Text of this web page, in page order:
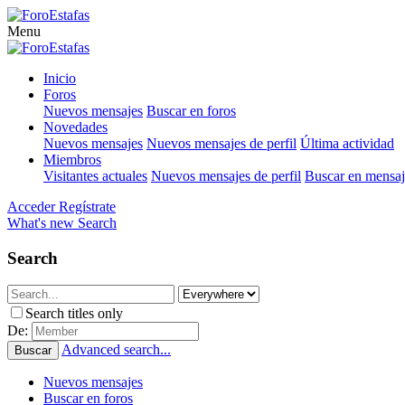
Menu
Inicio
Foros
Nuevos mensajes Buscar en foros
Novedades
Nuevos mensajes Nuevos mensajes de perfil Última actividad
Miembros
Visitantes actuales Nuevos mensajes de perfil Buscar en
Acceder Regístrate
What's new Search
Search
Search titles only
De:
Buscar Advanced search...
Nuevos mensajes
Buscar en foros